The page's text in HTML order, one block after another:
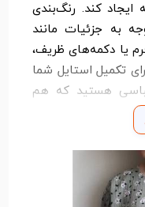
ایجاد کند. رنگ‌بندی
به جزئیات مانند
یا دکمه‌های ظریف،
تکمیل استایل شما
هستید که هم
کند، شومیز زنانه